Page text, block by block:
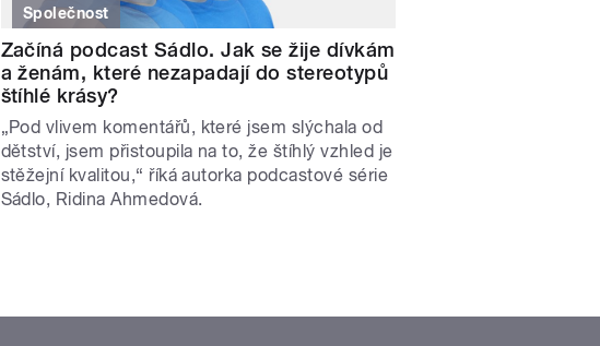
Společnost
Začíná podcast Sádlo. Jak se žije dívkám
a ženám, které nezapadají do stereotypů
štíhlé krásy?
„Pod vlivem komentářů, které jsem slýchala od
dětství, jsem přistoupila na to, že štíhlý vzhled je
stěžejní kvalitou,“ říká autorka podcastové série
Sádlo, Ridina Ahmedová.